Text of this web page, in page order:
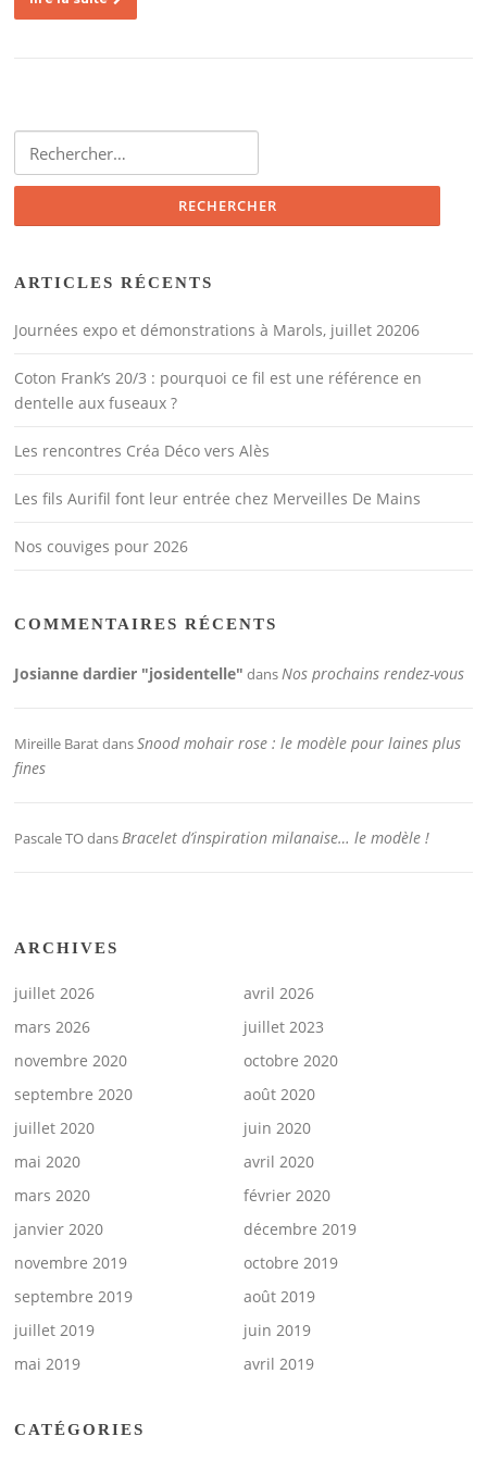
ARTICLES RÉCENTS
Journées expo et démonstrations à Marols, juillet 20206
Coton Frank’s 20/3 : pourquoi ce fil est une référence en
dentelle aux fuseaux ?
Les rencontres Créa Déco vers Alès
Les fils Aurifil font leur entrée chez Merveilles De Mains
Nos couviges pour 2026
COMMENTAIRES RÉCENTS
Josianne dardier "josidentelle" dansNos prochains rendez-vous
Mireille BaratdansSnood mohair rose : le modèle pour laines plus
fines
Pascale TOdansBracelet d’inspiration milanaise… le modèle !
ARCHIVES
juillet 2026
avril 2026
mars 2026
juillet 2023
novembre 2020
octobre 2020
septembre 2020
août 2020
juillet 2020
juin 2020
mai 2020
avril 2020
mars 2020
février 2020
janvier 2020
décembre 2019
novembre 2019
octobre 2019
septembre 2019
août 2019
juillet 2019
juin 2019
mai 2019
avril 2019
CATÉGORIES